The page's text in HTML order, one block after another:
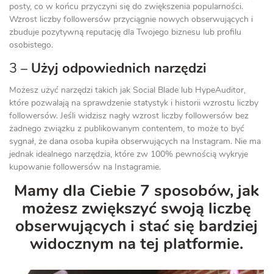
posty, co w końcu przyczyni się do zwiększenia popularności.
Wzrost liczby followersów przyciągnie nowych obserwujących i
zbuduje pozytywną reputację dla Twojego biznesu lub profilu
osobistego.
3 – Użyj odpowiednich narzędzi
Możesz użyć narzędzi takich jak Social Blade lub HypeAuditor,
które pozwalają na sprawdzenie statystyk i historii wzrostu liczby
followersów. Jeśli widzisz nagły wzrost liczby followersów bez
żadnego związku z publikowanym contentem, to może to być
sygnał, że dana osoba kupiła obserwujących na Instagram. Nie ma
jednak idealnego narzędzia, które zw 100% pewnością wykryje
kupowanie followersów na Instagramie.
Mamy dla Ciebie 7 sposobów, jak
możesz zwiększyć swoją liczbę
obserwujących i stać się bardziej
widocznym na tej platformie.